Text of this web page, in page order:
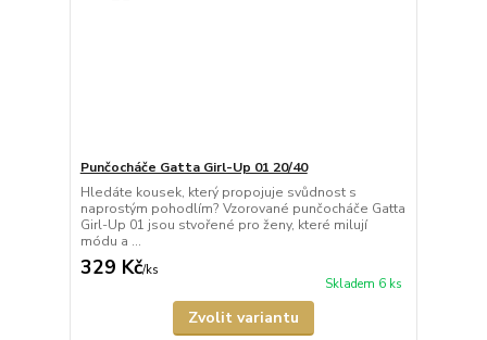
Punčocháče Gatta Girl-Up 01 20/40
Hledáte kousek, který propojuje svůdnost s
naprostým pohodlím? Vzorované punčocháče Gatta
Girl-Up 01 jsou stvořené pro ženy, které milují
módu a ...
329 Kč/ks
Skladem 6 ks
Zvolit variantu